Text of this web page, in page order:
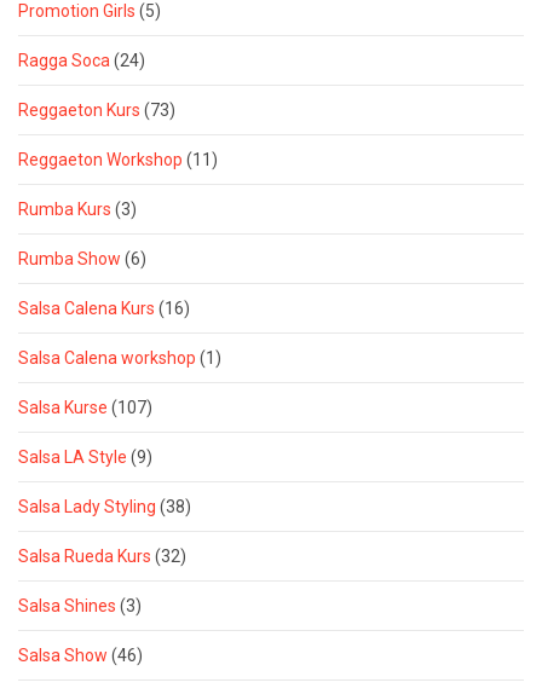
Promotion Girls (5)
Ragga Soca (24)
Reggaeton Kurs (73)
Reggaeton Workshop (11)
Rumba Kurs (3)
Rumba Show (6)
Salsa Calena Kurs (16)
Salsa Calena workshop (1)
Salsa Kurse (107)
Salsa LA Style (9)
Salsa Lady Styling (38)
Salsa Rueda Kurs (32)
Salsa Shines (3)
Salsa Show (46)